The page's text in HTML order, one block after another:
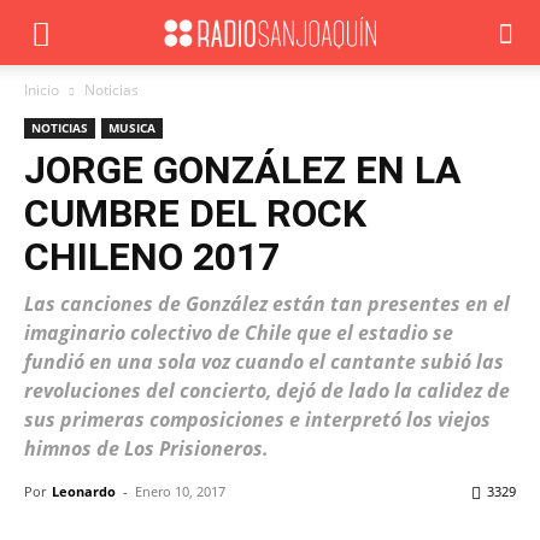
Inicio Noticias
NOTICIAS MUSICA
JORGE GONZÁLEZ EN LA
CUMBRE DEL ROCK
CHILENO 2017
Las canciones de González están tan presentes en el
imaginario colectivo de Chile que el estadio se
fundió en una sola voz cuando el cantante subió las
revoluciones del concierto, dejó de lado la calidez de
sus primeras composiciones e interpretó los viejos
himnos de Los Prisioneros.
Por Leonardo - Enero 10, 2017 3329